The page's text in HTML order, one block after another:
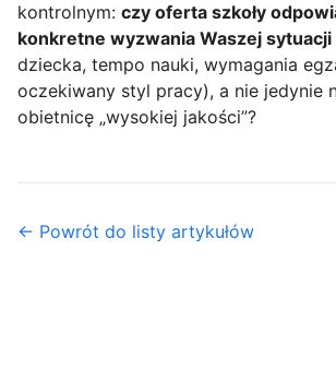
kontrolnym: czy oferta szkoły
konkretne wyzwania Waszej sytuacji
dziecka, tempo nauki, wymagania
oczekiwany styl pracy), a nie jedynie
obietnicę „wysokiej jakości”?
← Powrót do listy artykułów